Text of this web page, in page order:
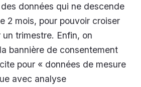
données qui ne descende
2 mois, pour pouvoir croiser
trimestre. Enfin, on
bannière de consentement
pour « données de mesure
avec analyse